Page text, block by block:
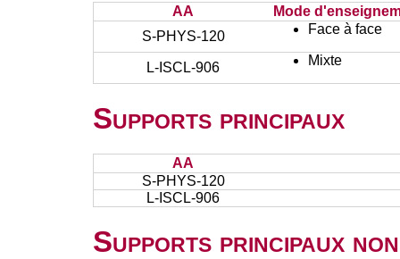
AA
Mode
S-PHYS-120
Face à face
L-ISCL-906 Mixte
Supports principaux
AA
S-PHYS-120
L-ISCL-906
Supports principaux